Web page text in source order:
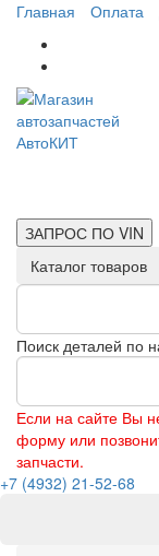
Главная Оплата
ЗАПРОС ПО VIN
Каталог товаров
Поиск деталей по
Если на сайте Вы
форму или
запчасти.
+7 (4932) 21-52-68